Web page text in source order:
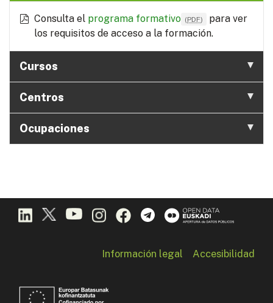
Consulta el programa formativo (PDF)
para ver
los requisitos de acceso a la formación.
Cursos
Centros
Ocupaciones
Información legal Accesibilidad